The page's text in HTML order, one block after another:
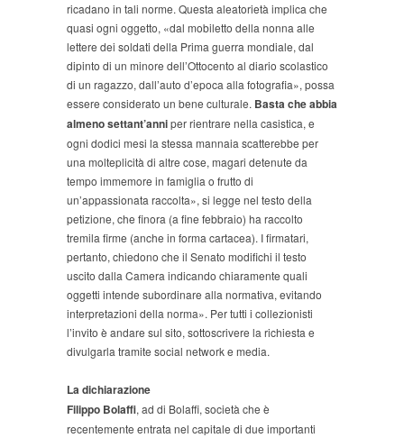
ricadano in tali norme. Questa aleatorietà implica che
quasi ogni oggetto, «dal mobiletto della nonna alle
lettere dei soldati della Prima guerra mondiale, dal
dipinto di un minore dell’Ottocento al diario scolastico
di un ragazzo, dall’auto d’epoca alla fotografia», possa
essere considerato un bene culturale. Basta che abbia
almeno settant’anniper rientrare nella casistica, e
ogni dodici mesi la stessa mannaia scatterebbe per
una molteplicità di altre cose, magari detenute da
tempo immemore in famiglia o frutto di
un’appassionata raccolta», si legge nel testo della
petizione, che finora (a fine febbraio) ha raccolto
tremila firme (anche in forma cartacea). I firmatari,
pertanto, chiedono che il Senato modifichi il testo
uscito dalla Camera indicando chiaramente quali
oggetti intende subordinare alla normativa, evitando
interpretazioni della norma». Per tutti i collezionisti
l’invito è andare sul sito, sottoscrivere la richiesta e
divulgarla tramite social network e media.
La dichiarazione
Filippo Bolaffi, ad di Bolaffi, società che è
recentemente entrata nel capitale di due importanti